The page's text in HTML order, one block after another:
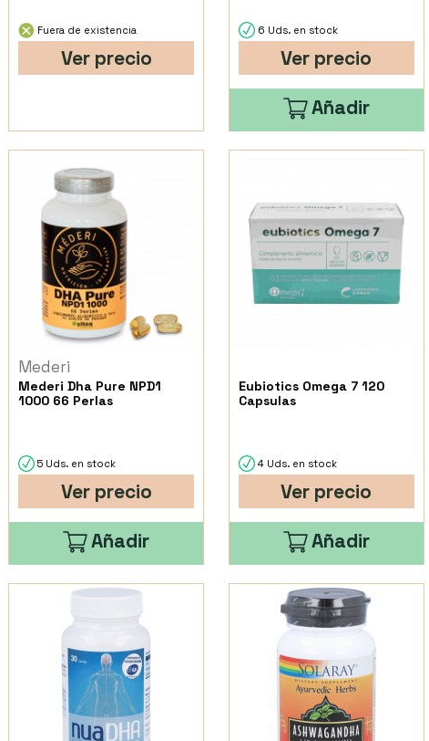
Fuera de existencia
Ver precio
6 Uds. en stock
Ver precio
Añadir
Mederi
Mederi Dha Pure NPD1
1000 66 Perlas
5 Uds. en stock
Ver precio
Añadir
Eubiotics Omega 7 120
Capsulas
4 Uds. en stock
Ver precio
Añadir